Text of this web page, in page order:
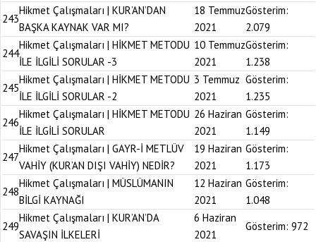
243
Hikmet Çalışmaları | KUR’AN’DAN
BAŞKA KAYNAK VAR MI?
18 Temmuz
2021
Gösterim:
2.079
244
Hikmet Çalışmaları | HİKMET METODU
İLE İLGİLİ SORULAR -3
10 Temmuz
2021
Gösterim:
1.238
245
Hikmet Çalışmaları | HİKMET METODU
İLE İLGİLİ SORULAR -2
3 Temmuz
2021
Gösterim:
1.235
246
Hikmet Çalışmaları | HİKMET METODU
İLE İLGİLİ SORULAR
26 Haziran
2021
Gösterim:
1.149
247
Hikmet Çalışmaları | GAYR-İ METLÜV
VAHİY (KUR’AN DIŞI VAHİY) NEDİR?
19 Haziran
2021
Gösterim:
1.173
248
Hikmet Çalışmaları | MÜSLÜMANIN
BİLGİ KAYNAĞI
12 Haziran
2021
Gösterim:
1.048
249
Hikmet Çalışmaları | KUR’AN’DA
SAVAŞIN İLKELERİ
6 Haziran
2021
Gösterim: 972